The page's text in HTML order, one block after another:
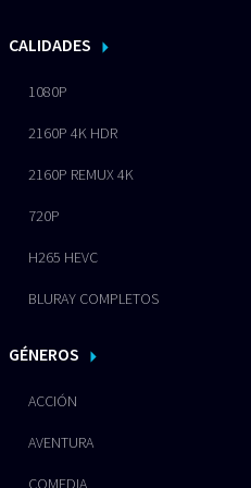
CALIDADES
1080P
2160P 4K HDR
2160P REMUX 4K
720P
H265 HEVC
BLURAY COMPLETOS
GÉNEROS
ACCIÓN
AVENTURA
COMEDIA